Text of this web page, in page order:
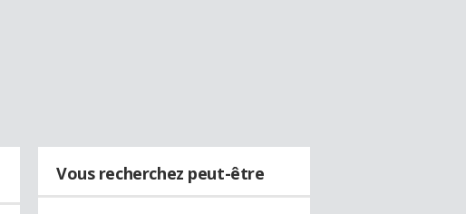
Vous recherchez peut-être